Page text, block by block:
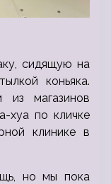
сидящую на
коньяка.
магазинов
хуа по кличке
клинике в
но мы пока